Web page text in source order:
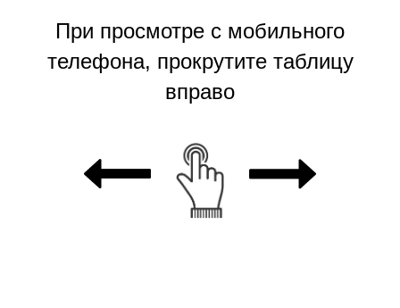
При просмотре с мобильного
телефона, прокрутите таблицу
вправо